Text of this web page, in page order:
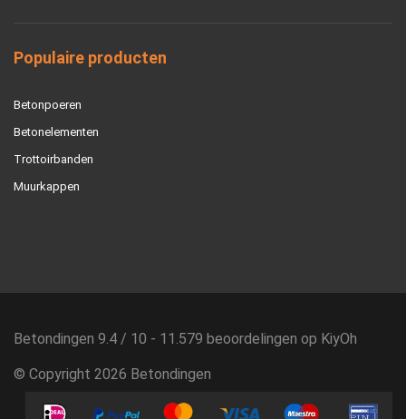
Populaire producten
Betonpoeren
Betonelementen
Trottoirbanden
Muurkappen
Betondingen 9.4 / 10 - 11.579 beoordelingen op KiyOh
© Copyright 2026 Betondingen